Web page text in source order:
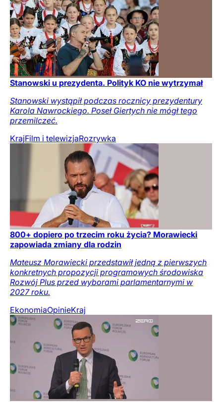
Stanowski u prezydenta. Polityk KO nie wytrzymał
Stanowski wystąpił podczas rocznicy prezydentury
Karola Nawrockiego. Poseł Giertych nie mógł tego
przemilczeć.
KrajFilm i telewizjaRozrywka
800+ dopiero po trzecim roku życia? Morawiecki
zapowiada zmiany dla rodzin
Mateusz Morawiecki przedstawił jedną z pierwszych
konkretnych propozycji programowych środowiska
Rozwój Plus przed wyborami parlamentarnymi w
2027 roku.
EkonomiaOpinieKraj